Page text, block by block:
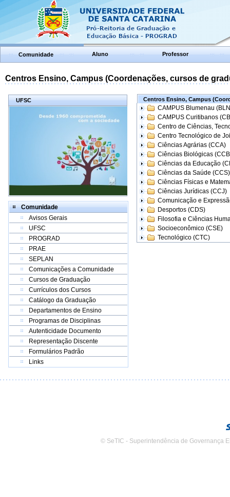
Comunidade Aluno Professor
Centros Ensino, Campus (Coordenações, cursos de
UFSC
Comunidade
Avisos Gerais
UFSC
PROGRAD
PRAE
SEPLAN
Comunicações a Comunidade
Cursos de Graduação
Currículos dos Cursos
Catálogo da Graduação
Departamentos de Ensino
Programas de Disciplinas
Autenticidade Documento
Representação Discente
Formulários Padrão
Links
Centros Ensino, Campus
CAMPUS Blumenau
CAMPUS Curitibanos
Centro de Ciências,
Centro Tecnológico de
Ciências Agrárias (CCA)
Ciências Biológicas
Ciências da Educação
Ciências da Saúde (CCS)
Ciências Físicas e
Ciências Jurídicas (CCJ)
Comunicação e
Desportos (CDS)
Filosofia e Ciências
Socioeconômico (CSE)
Tecnológico (CTC)
© SeTIC - Superintendência de Governança